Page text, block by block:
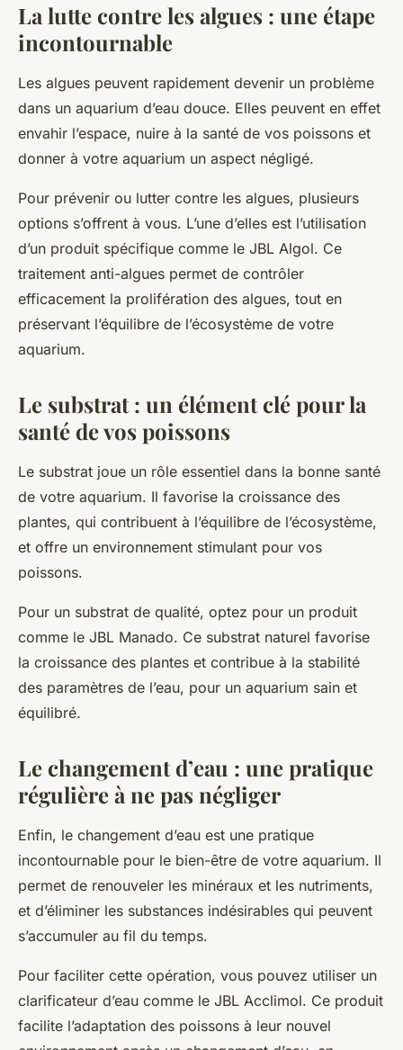
La lutte contre les algues : une étape
incontournable
Les algues peuvent rapidement devenir un problème
dans un aquarium d’eau douce. Elles peuvent en effet
envahir l’espace, nuire à la santé de vos poissons et
donner à votre aquarium un aspect négligé.
Pour prévenir ou lutter contre les algues, plusieurs
options s’offrent à vous. L’une d’elles est l’utilisation
d’un produit spécifique comme le JBL Algol. Ce
traitement anti-algues permet de contrôler
efficacement la prolifération des algues, tout en
préservant l’équilibre de l’écosystème de votre
aquarium.
Le substrat : un élément clé pour la
santé de vos poissons
Le substrat joue un rôle essentiel dans la bonne santé
de votre aquarium. Il favorise la croissance des
plantes, qui contribuent à l’équilibre de l’écosystème,
et offre un environnement stimulant pour vos
poissons.
Pour un substrat de qualité, optez pour un produit
comme le JBL Manado. Ce substrat naturel favorise
la croissance des plantes et contribue à la stabilité
des paramètres de l’eau, pour un aquarium sain et
équilibré.
Le changement d’eau : une pratique
régulière à ne pas négliger
Enfin, le changement d’eau est une pratique
incontournable pour le bien-être de votre aquarium. Il
permet de renouveler les minéraux et les nutriments,
et d’éliminer les substances indésirables qui peuvent
s’accumuler au fil du temps.
Pour faciliter cette opération, vous pouvez utiliser un
clarificateur d’eau comme le JBL Acclimol. Ce produit
facilite l’adaptation des poissons à leur nouvel